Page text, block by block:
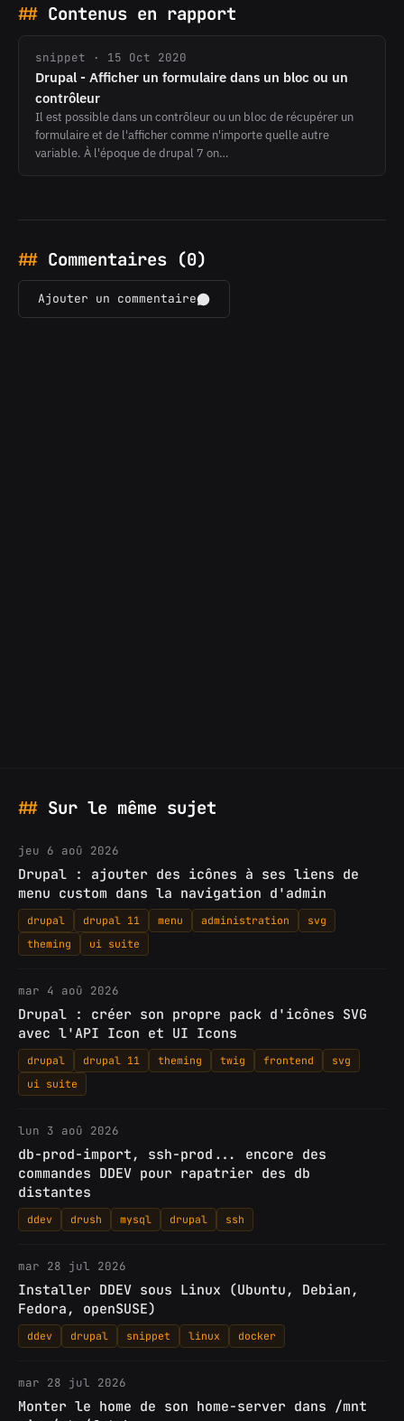
Contenus en rapport
snippet · 15 Oct 2020
Drupal - Afficher un formulaire dans un bloc ou un
contrôleur
Il est possible dans un contrôleur ou un bloc de récupérer un
formulaire et de l'afficher comme n'importe quelle autre
variable. À l'époque de drupal 7 on…
Commentaires (0)
Ajouter un commentaire
Sur le même sujet
jeu 6 aoû 2026
Drupal : ajouter des icônes à ses liens de
menu custom dans la navigation d'admin
drupal drupal 11 menu administration
svg
theming
ui suite
mar 4 aoû 2026
Drupal : créer son propre pack d'icônes SVG
avec l'API Icon et UI Icons
drupal drupal 11 theming twig frontend
svg
ui suite
lun 3 aoû 2026
db-prod-import, ssh-prod... encore des
commandes DDEV pour rapatrier des db
distantes
ddev drush mysql drupal ssh
mar 28 jul 2026
Installer DDEV sous Linux (Ubuntu, Debian,
Fedora, openSUSE)
ddev drupal snippet linux docker
mar 28 jul 2026
Monter le home de son home-server dans /mnt